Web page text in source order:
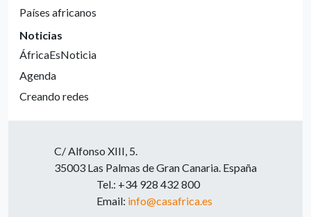
Países africanos
Noticias
ÁfricaEsNoticia
Agenda
Creando redes
C/ Alfonso XIII, 5.
35003 Las Palmas de Gran Canaria. España
Tel.: +34 928 432 800
Email: info@casafrica.es